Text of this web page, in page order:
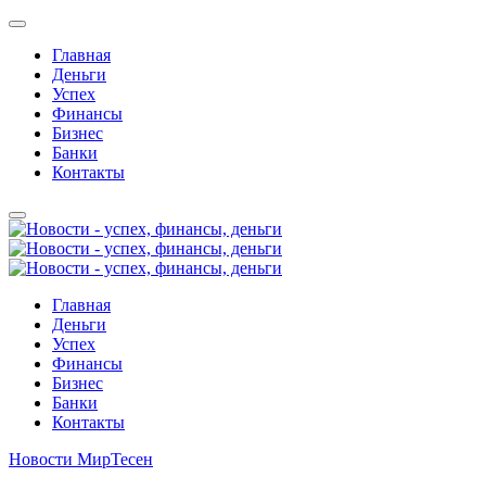
Главная
Деньги
Успех
Финансы
Бизнес
Банки
Контакты
Главная
Деньги
Успех
Финансы
Бизнес
Банки
Контакты
Новости МирТесен